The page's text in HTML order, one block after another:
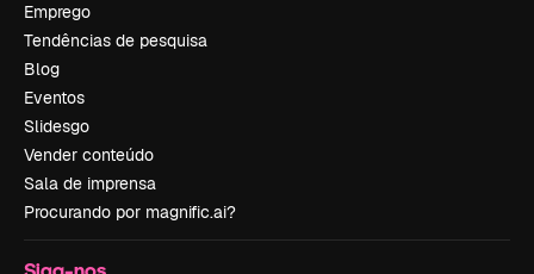
Emprego
Tendências de pesquisa
Blog
Eventos
Slidesgo
Vender conteúdo
Sala de imprensa
Procurando por magnific.ai?